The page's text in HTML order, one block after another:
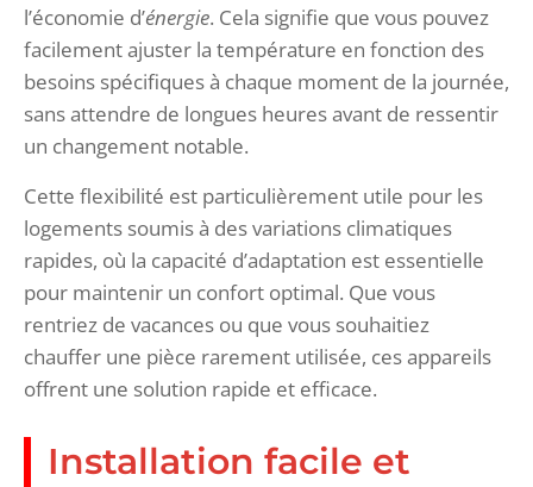
l’économie d’énergie. Cela signifie que vous pouvez
facilement ajuster la température en fonction des
besoins spécifiques à chaque moment de la journée,
sans attendre de longues heures avant de ressentir
un changement notable.
Cette flexibilité est particulièrement utile pour les
logements soumis à des variations climatiques
rapides, où la capacité d’adaptation est essentielle
pour maintenir un confort optimal. Que vous
rentriez de vacances ou que vous souhaitiez
chauffer une pièce rarement utilisée, ces appareils
offrent une solution rapide et efficace.
Installation facile et